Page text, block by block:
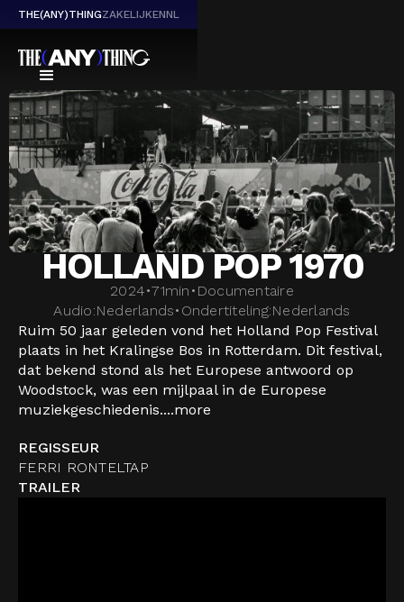
THE(ANY)THINGZAKELIJKENNL
HOLLAND POP 1970
2024•71min • Documentaire
Audio:Nederlands• Ondertiteling:Nederlands
Ruim 50 jaar geleden vond het Holland Pop Festival
plaats in het Kralingse Bos in Rotterdam. Dit festival,
dat bekend stond als het Europese antwoord op
Woodstock, was een mijlpaal in de Europese
muziekgeschiedenis....more
REGISSEUR
FERRI RONTELTAP
TRAILER